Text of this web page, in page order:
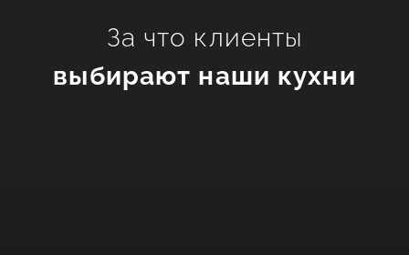
За что клиенты
выбирают наши кухни